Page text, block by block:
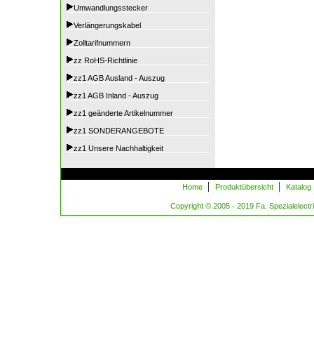
Umwandlungsstecker
Verlängerungskabel
Zolltarifnummern
zz RoHS-Richtlinie
zz1 AGB Ausland - Auszug
zz1 AGB Inland - Auszug
zz1 geänderte Artikelnummer
zz1 SONDERANGEBOTE
zz1 Unsere Nachhaltigkeit
Home | Produktübersicht | Katalog
Copyright © 2005 - 2019 Fa.